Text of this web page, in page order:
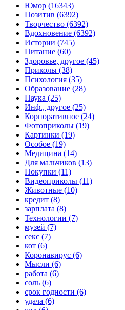
Юмор (16343)
Позитив (6392)
Творчество (6392)
Вдохновение (6392)
Истории (745)
Питание (60)
Здоровье, другое (45)
Приколы (38)
Психология (35)
Образование (28)
Наука (25)
Инф., другое (25)
Корпоративное (24)
Фотоприколы (19)
Картинки (19)
Особое (19)
Медицина (14)
Для мальчиков (13)
Покупки (11)
Видеоприколы (11)
Животные (10)
кредит (8)
зарплата (8)
Технологии (7)
музей (7)
секс (7)
кот (6)
Коронавирус (6)
Мысли (6)
работа (6)
соль (6)
срок годности (6)
удача (6)